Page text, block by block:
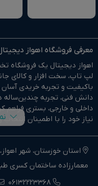
معرفی فروشگاه اهواز
اهواز دیجیتال یک فروشگاه
لپ تاپ، سخت افزار و کالای
باکیفیت و تجربه خریدی
داخلی و خارجی، بستری فراهم
نیاز خود را با اطمینان انتخاب
در وبسایت اهواز دیجیتال
کوتاهترین زمان ممکن کالای
ما وارد کننده مستقیم انواع
اوپن باکس در جنوب غرب
استان خوزستان، شهر
معمارزاده ساختمان کسری طبقه
06132223368